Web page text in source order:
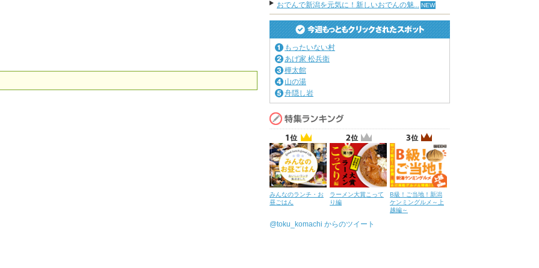
おでんで新潟を元気に！新しいおでんの魅...
もったいない村
あげ家 松兵衛
樺太館
山の湯
舟隠し岩
みんなのランチ・お
昼ごはん
ラーメン大賞こって
り編
B級！ご当地！新潟
ケンミングルメ～上
越編～
@toku_komachi からのツイート